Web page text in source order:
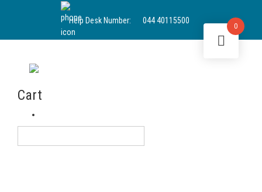
Help Desk Number: 044 40115500
Cart
0